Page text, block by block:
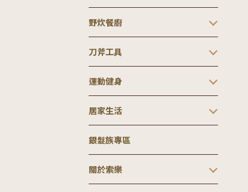
野炊餐廚
刀斧工具
運動健身
居家生活
銀髮族專區
關於索樂